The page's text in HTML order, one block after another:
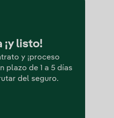
¡y listo!
y ¡proceso
plazo de 1 a 5 días
del seguro.